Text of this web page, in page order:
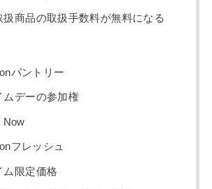
扱商品の取扱手数料が無料になる
パントリー
ムデーの参加権
Now
フレッシュ
ム限定価格